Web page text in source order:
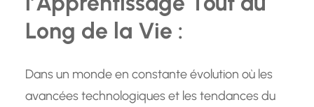
Long de la Vie :
Dans un monde en constante évolution où les
avancées technologiques et les tendances du